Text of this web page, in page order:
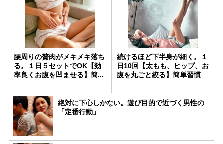
腰周りの贅肉がメキメキ落ち
る。１日５セットでOK【効
率良くお腹を凹ませる】簡...
続けるほど下半身が細く。１
日10回【太もも、ヒップ、お
腹を丸ごと絞る】簡単習慣
絶対に下心しかない。遊び目的で近づく男性の
「定番行動」